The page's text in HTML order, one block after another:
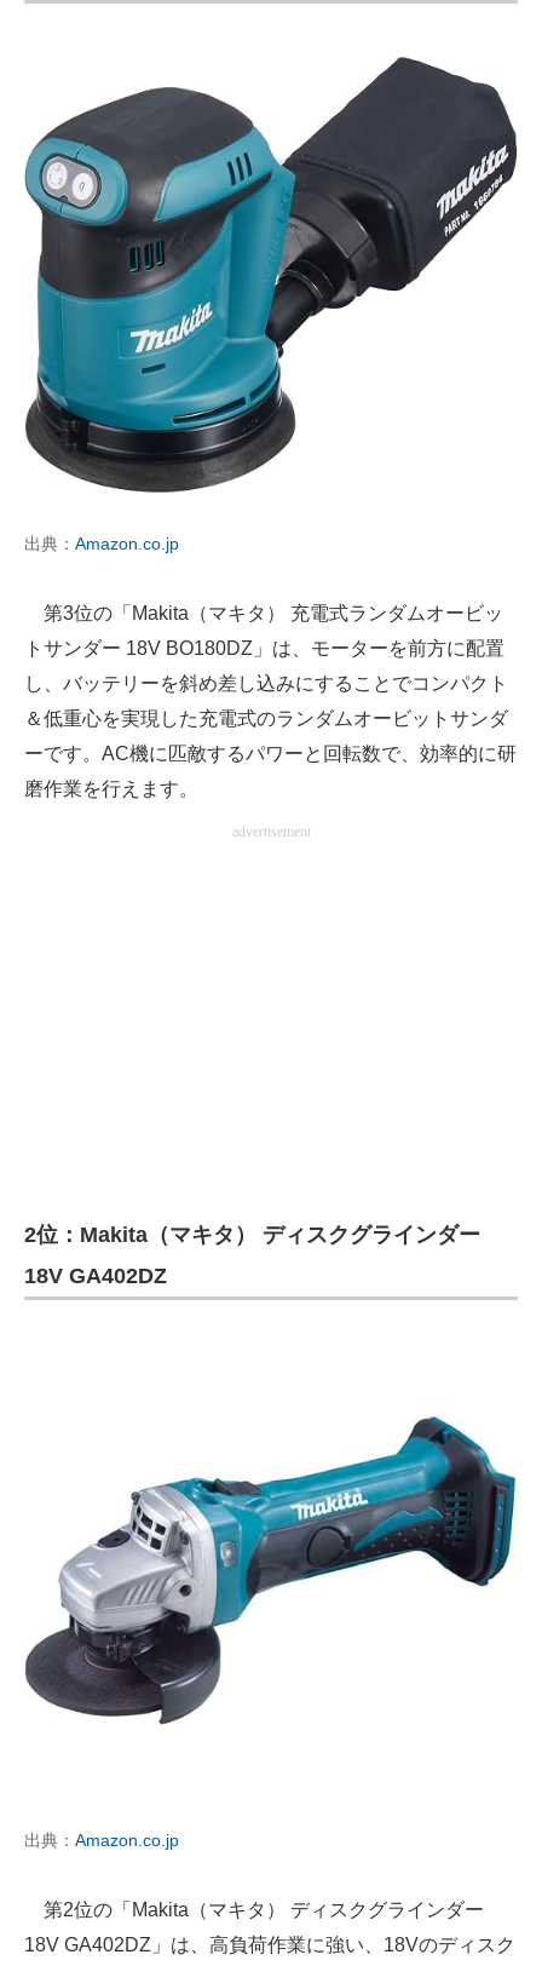
出典： Amazon.co.jp
第3位の「Makita（マキタ） 充電式ランダムオービッ
トサンダー 18V BO180DZ」は、モーターを前方に配置
し、バッテリーを斜め差し込みにすることでコンパクト
＆低重心を実現した充電式のランダムオービットサンダ
ーです。AC機に匹敵するパワーと回転数で、効率的に研
磨作業を行えます。
advertisement
2位：Makita（マキタ） ディスクグラインダー
18V GA402DZ
出典： Amazon.co.jp
第2位の「Makita（マキタ） ディスクグラインダー
18V GA402DZ」は、高負荷作業に強い、18Vのディスク